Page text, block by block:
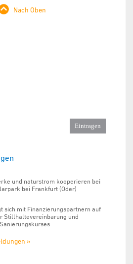
Nach Oben
und naturstrom kooperieren bei
bei Frankfurt (Oder)
sich mit Finanzierungspartnern auf
Stillhaltevereinbarung und
»